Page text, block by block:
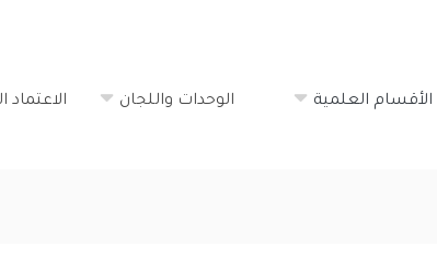
الأقسام العلمية الوحدات واللجان الاعتماد